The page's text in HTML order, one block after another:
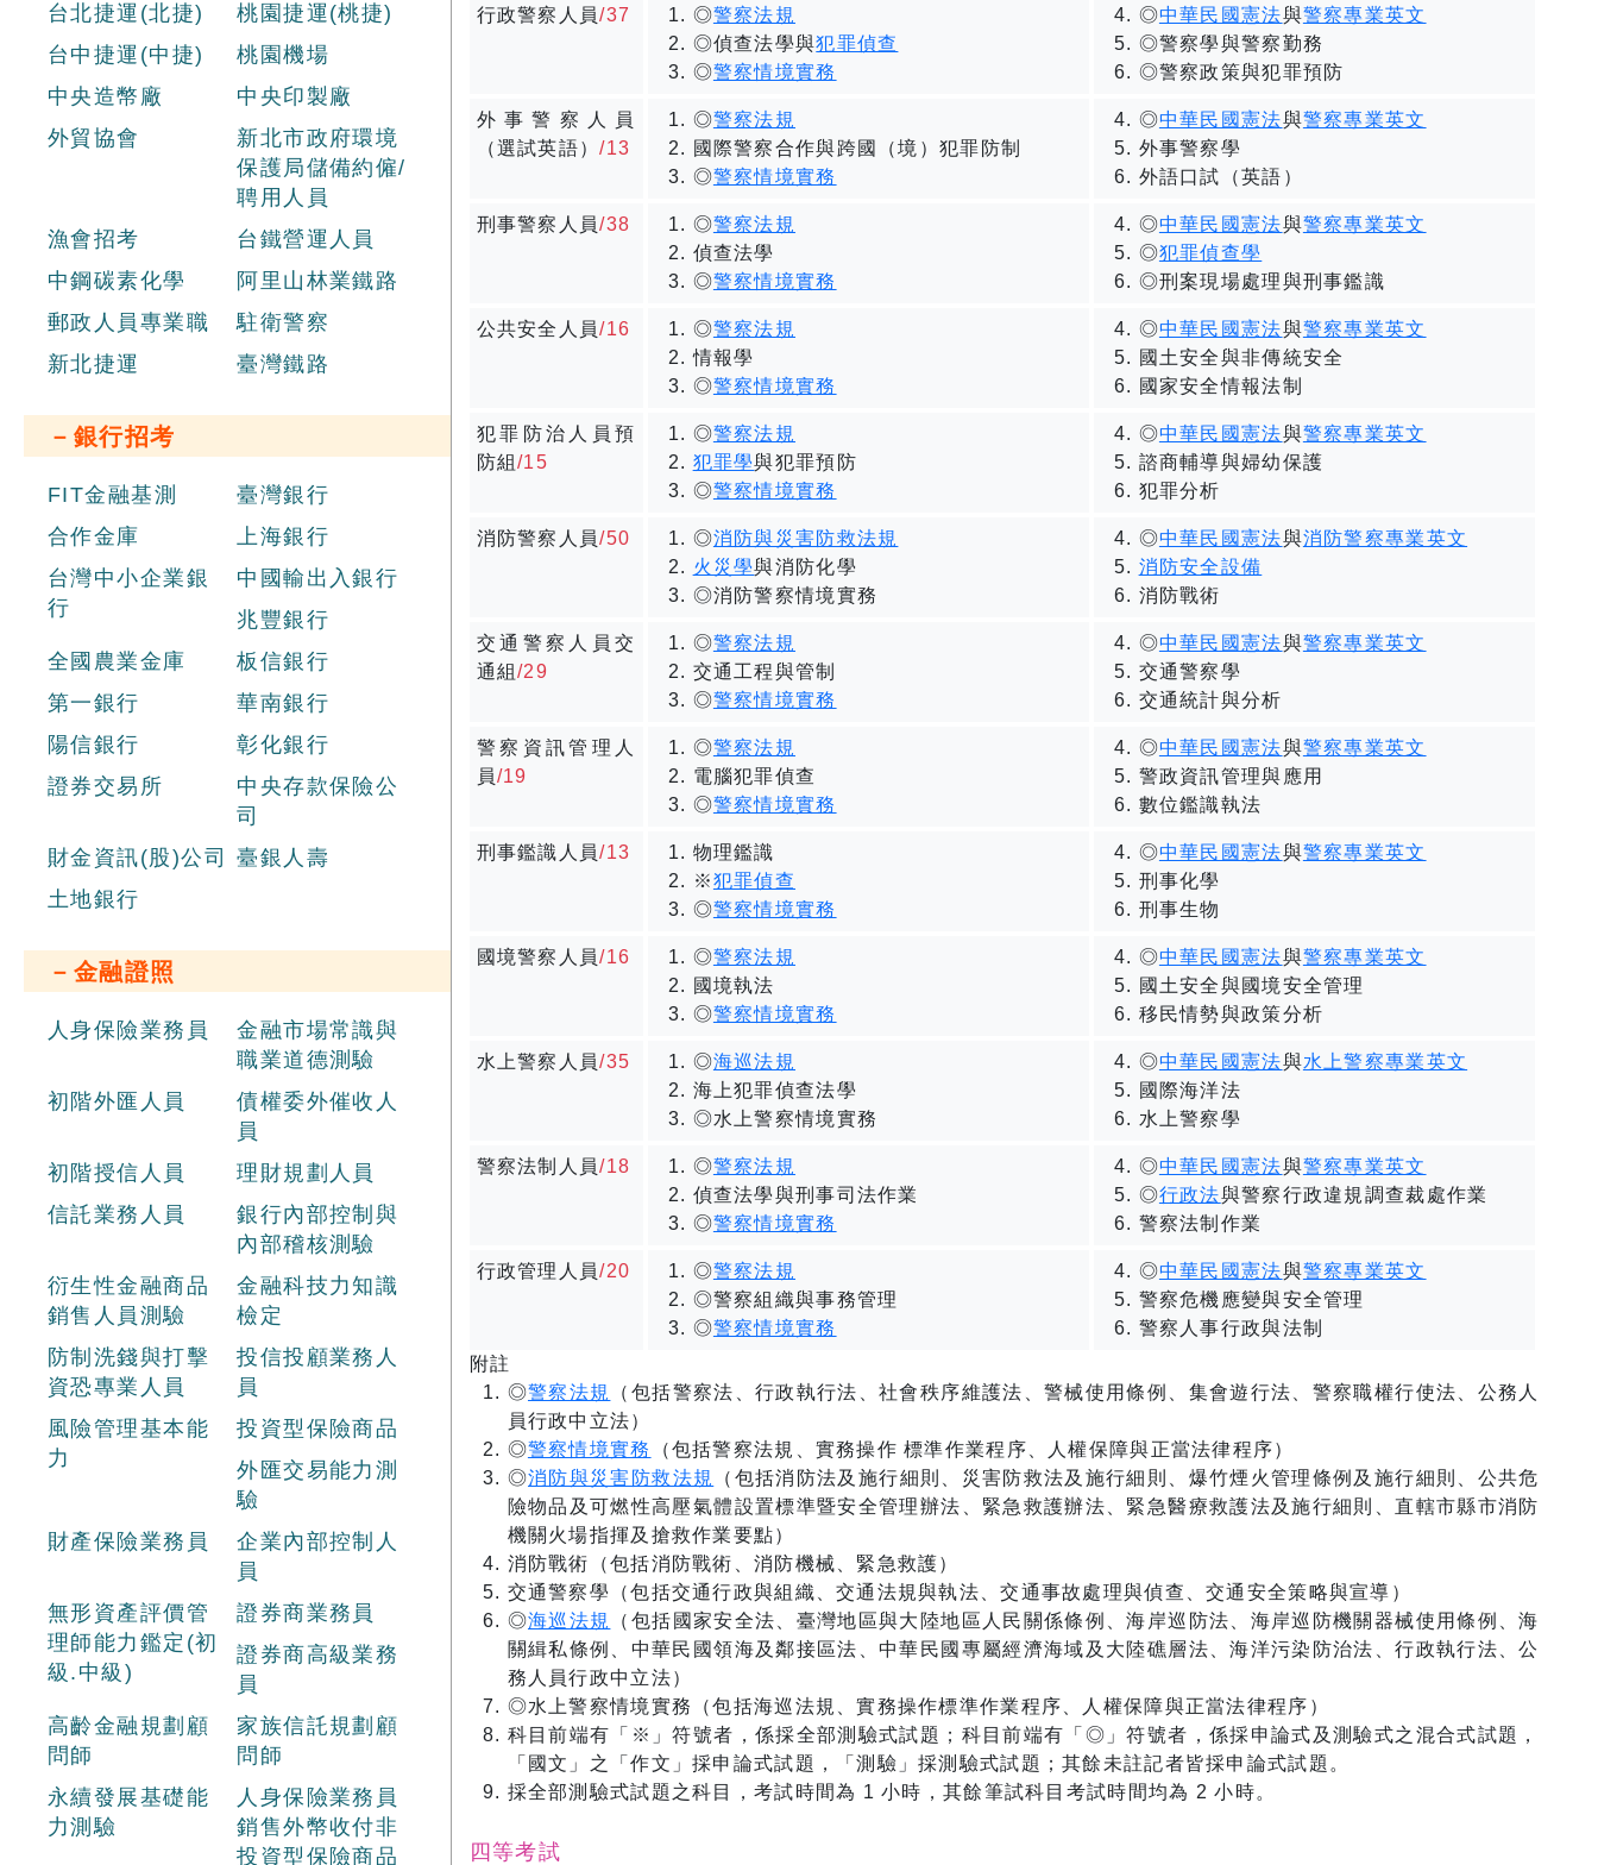
台北捷運(北捷)
桃園捷運(桃捷)
台中捷運(中捷)
桃園機場
中央造幣廠
中央印製廠
外貿協會
新北市政府環境
保護局儲備約僱/
聘用人員
漁會招考
台鐵營運人員
中鋼碳素化學
阿里山林業鐵路
郵政人員專業職
駐衛警察
新北捷運
臺灣鐵路
－銀行招考
FIT金融基測
臺灣銀行
合作金庫
上海銀行
台灣中小企業銀
行
中國輸出入銀行
兆豐銀行
全國農業金庫
板信銀行
第一銀行
華南銀行
陽信銀行
彰化銀行
證券交易所
中央存款保險公
司
財金資訊(股)公司
臺銀人壽
土地銀行
－金融證照
人身保險業務員
金融市場常識與
職業道德測驗
初階外匯人員
債權委外催收人
員
初階授信人員
理財規劃人員
信託業務人員
銀行內部控制與
內部稽核測驗
衍生性金融商品
銷售人員測驗
金融科技力知識
檢定
防制洗錢與打擊
資恐專業人員
投信投顧業務人
員
風險管理基本能
力
投資型保險商品
外匯交易能力測
驗
財產保險業務員
企業內部控制人
員
無形資產評價管
理師能力鑑定(初
級.中級)
證券商業務員
證券商高級業務
員
高齡金融規劃顧
問師
家族信託規劃顧
問師
永續發展基礎能
力測驗
人身保險業務員
銷售外幣收付非
投資型保險商品
行政警察人員/37 ◎警察法規
◎偵查法學與犯罪偵查
◎警察情境實務
◎中華民國憲法與警察專業英文
◎警察學與警察勤務
◎警察政策與犯罪預防
外事警察人員
（選試英語）/13
◎警察法規
國際警察合作與跨國（境）犯罪防制
◎警察情境實務
◎中華民國憲法與警察專業英文
外事警察學
外語口試（英語）
刑事警察人員/38 ◎警察法規
偵查法學
◎警察情境實務
◎中華民國憲法與警察專業英文
◎犯罪偵查學
◎刑案現場處理與刑事鑑識
公共安全人員/16 ◎警察法規
情報學
◎警察情境實務
◎中華民國憲法與警察專業英文
國土安全與非傳統安全
國家安全情報法制
犯罪防治人員預
防組/15
◎警察法規
犯罪學與犯罪預防
◎警察情境實務
◎中華民國憲法與警察專業英文
諮商輔導與婦幼保護
犯罪分析
消防警察人員/50 ◎消防與災害防救法規
火災學與消防化學
◎消防警察情境實務
◎中華民國憲法與消防警察專業英文
消防安全設備
消防戰術
交通警察人員交
通組/29
◎警察法規
交通工程與管制
◎警察情境實務
◎中華民國憲法與警察專業英文
交通警察學
交通統計與分析
警察資訊管理人
員/19
◎警察法規
電腦犯罪偵查
◎警察情境實務
◎中華民國憲法與警察專業英文
警政資訊管理與應用
數位鑑識執法
刑事鑑識人員/13
物理鑑識
※犯罪偵查
◎警察情境實務
◎中華民國憲法與警察專業英文
刑事化學
刑事生物
國境警察人員/16 ◎警察法規
國境執法
◎警察情境實務
◎中華民國憲法與警察專業英文
國土安全與國境安全管理
移民情勢與政策分析
水上警察人員/35 ◎海巡法規
海上犯罪偵查法學
◎水上警察情境實務
◎中華民國憲法與水上警察專業英文
國際海洋法
水上警察學
警察法制人員/18 ◎警察法規
偵查法學與刑事司法作業
◎警察情境實務
◎中華民國憲法與警察專業英文
◎行政法與警察行政違規調查裁處作業
警察法制作業
行政管理人員/20 ◎警察法規
◎警察組織與事務管理
◎警察情境實務
◎中華民國憲法與警察專業英文
警察危機應變與安全管理
警察人事行政與法制
附註
◎警察法規
（包括警察法、行政執行法、社會秩序維護法、警械使用條例、集會遊行法、警察職權行使法、公務人
員行政中立法）
◎警察情境實務
（包括警察法規、實務操作 標準作業程序、人權保障與正當法律程序）
◎消防與災害防救法規
（包括消防法及施行細則、災害防救法及施行細則、爆竹煙火管理條例及施行細則、公共危
險物品及可燃性高壓氣體設置標準暨安全管理辦法、緊急救護辦法、緊急醫療救護法及施行細則、直轄市縣市消防
機關火場指揮及搶救作業要點）
消防戰術（包括消防戰術、消防機械、緊急救護）
交通警察學（包括交通行政與組織、交通法規與執法、交通事故處理與偵查、交通安全策略與宣導）
◎海巡法規
（包括國家安全法、臺灣地區與大陸地區人民關係條例、海岸巡防法、海岸巡防機關器械使用條例、海
關緝私條例、中華民國領海及鄰接區法、中華民國專屬經濟海域及大陸礁層法、海洋污染防治法、行政執行法、公
務人員行政中立法）
◎水上警察情境實務（包括海巡法規、實務操作標準作業程序、人權保障與正當法律程序）
科目前端有「※」符號者，係採全部測驗式試題；科目前端有「◎」符號者，係採申論式及測驗式之混合式試題，
「國文」之「作文」採申論式試題，「測驗」採測驗式試題；其餘未註記者皆採申論式試題。
採全部測驗式試題之科目，考試時間為 1 小時，其餘筆試科目考試時間均為 2 小時。
四等考試